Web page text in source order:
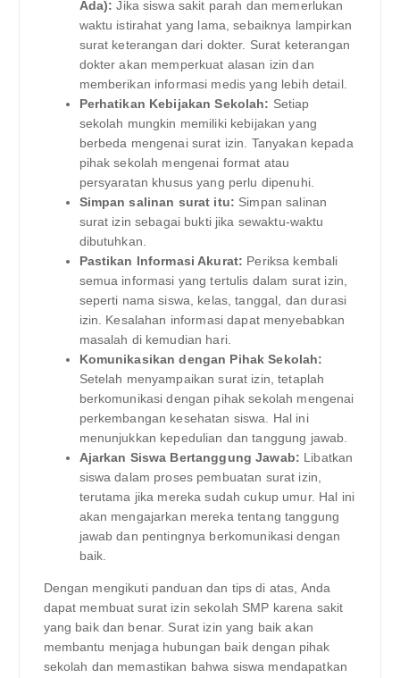
Ada): Jika siswa sakit parah dan memerlukan
waktu istirahat yang lama, sebaiknya lampirkan
surat keterangan dari dokter. Surat keterangan
dokter akan memperkuat alasan izin dan
memberikan informasi medis yang lebih detail.
Perhatikan Kebijakan Sekolah: Setiap
sekolah mungkin memiliki kebijakan yang
berbeda mengenai surat izin. Tanyakan kepada
pihak sekolah mengenai format atau
persyaratan khusus yang perlu dipenuhi.
Simpan salinan surat itu: Simpan salinan
surat izin sebagai bukti jika sewaktu-waktu
dibutuhkan.
Pastikan Informasi Akurat: Periksa kembali
semua informasi yang tertulis dalam surat izin,
seperti nama siswa, kelas, tanggal, dan durasi
izin. Kesalahan informasi dapat menyebabkan
masalah di kemudian hari.
Komunikasikan dengan Pihak Sekolah:
Setelah menyampaikan surat izin, tetaplah
berkomunikasi dengan pihak sekolah mengenai
perkembangan kesehatan siswa. Hal ini
menunjukkan kepedulian dan tanggung jawab.
Ajarkan Siswa Bertanggung Jawab: Libatkan
siswa dalam proses pembuatan surat izin,
terutama jika mereka sudah cukup umur. Hal ini
akan mengajarkan mereka tentang tanggung
jawab dan pentingnya berkomunikasi dengan
baik.
Dengan mengikuti panduan dan tips di atas, Anda
dapat membuat surat izin sekolah SMP karena sakit
yang baik dan benar. Surat izin yang baik akan
membantu menjaga hubungan baik dengan pihak
sekolah dan memastikan bahwa siswa mendapatkan